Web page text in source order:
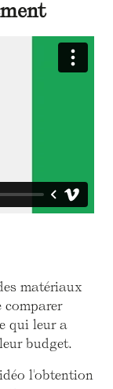
matériaux
comparer
qui leur a
budget.
l'obtention